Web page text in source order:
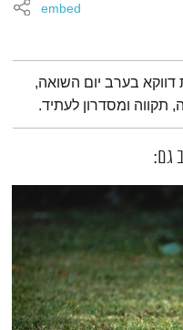
embed
בערב יום השואה,
תקווה ומסדרון לעתיד.
גם: